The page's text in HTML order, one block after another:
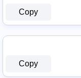
Copy
Copy